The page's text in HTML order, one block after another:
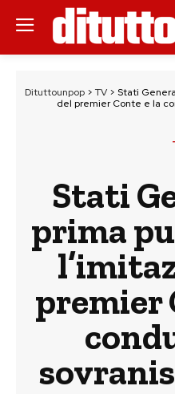
Dituttounpop > TV > Stati
del premier Conte e la
Stati
prima
premier